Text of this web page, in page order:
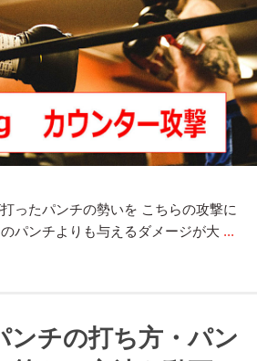
ったパンチの勢いを こちらの攻撃に
パンチよりも与えるダメージが大 ...
ンチの打ち方・パン